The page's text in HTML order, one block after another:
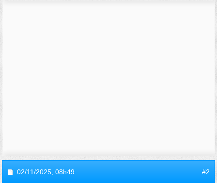
02/11/2025, 08h49 #2